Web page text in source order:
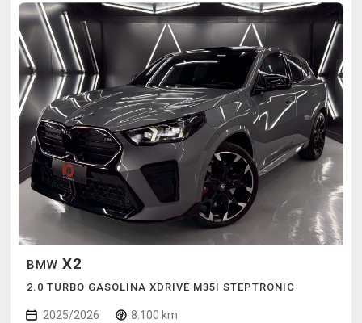
BMW X2
2.0 TURBO GASOLINA XDRIVE M35I STEPTRONIC
2025/2026 8.100 km